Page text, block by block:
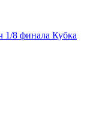
1/8 финала Кубка